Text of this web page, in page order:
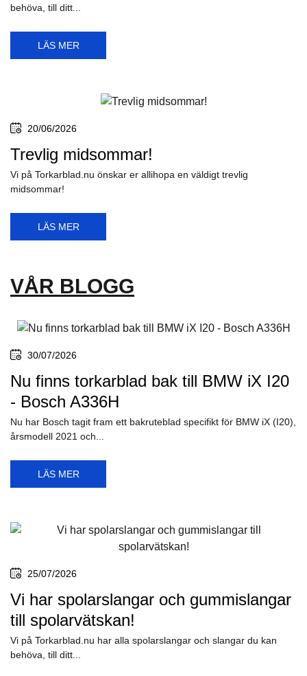
behöva, till ditt...
LÄS MER
20/06/2026
Trevlig midsommar!
Vi på Torkarblad.nu önskar er allihopa en väldigt trevlig
midsommar!
LÄS MER
VÅR BLOGG
30/07/2026
Nu finns torkarblad bak till BMW iX I20
- Bosch A336H
Nu har Bosch tagit fram ett bakruteblad specifikt för BMW iX (I20),
årsmodell 2021 och...
LÄS MER
25/07/2026
Vi har spolarslangar och gummislangar
till spolarvätskan!
Vi på Torkarblad.nu har alla spolarslangar och slangar du kan
behöva, till ditt...